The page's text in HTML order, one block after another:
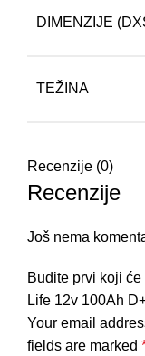
DIMENZIJE
TEŽINA
Recenzije (0)
Recenzije
Još nema
Budite prvi koji
Life 12v 100Ah
Your email
fields are marked